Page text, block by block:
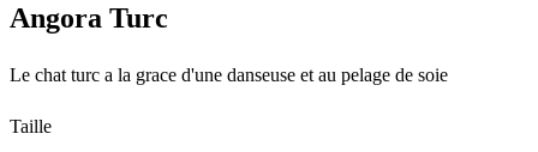
Angora Turc
Le chat turc a la grace d'une danseuse et au pelage de soie
Taille